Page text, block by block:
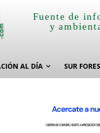
Fuente de
y
AL DÍA SUR